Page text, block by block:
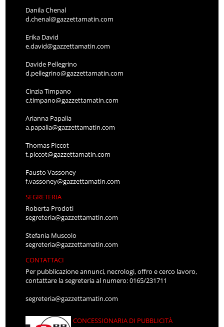
Danila Chenal
d.chenal@gazzettamatin.com
Erika David
e.david@gazzettamatin.com
Davide Pellegrino
d.pellegrino@gazzettamatin.com
Cinzia Timpano
c.timpano@gazzettamatin.com
Arianna Papalia
a.papalia@gazzettamatin.com
Thomas Piccot
t.piccot@gazzettamatin.com
Fausto Vassoney
f.vassoney@gazzettamatin.com
SEGRETERIA
Roberta Prodoti
segreteria@gazzettamatin.com
Stefania Muscolo
segreteria@gazzettamatin.com
CONTATTACI
Per pubblicazione annunci, necrologi, offro e cerco lavoro,
contattare la segreteria al numero: 0165/231711
segreteria@gazzettamatin.com
CONCESSIONARIA DI PUBBLICITÀ